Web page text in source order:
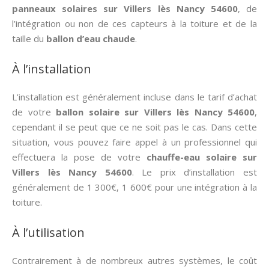
panneaux solaires sur Villers lès Nancy 54600, de
l’intégration ou non de ces capteurs à la toiture et de la
taille du ballon d’eau chaude.
À l’installation
L’installation est généralement incluse dans le tarif d’achat
de votre ballon solaire sur Villers lès Nancy 54600,
cependant il se peut que ce ne soit pas le cas. Dans cette
situation, vous pouvez faire appel à un professionnel qui
effectuera la pose de votre chauffe-eau solaire sur
Villers lès Nancy 54600. Le prix d’installation est
généralement de 1 300€, 1 600€ pour une intégration à la
toiture.
À l’utilisation
Contrairement à de nombreux autres systèmes, le coût